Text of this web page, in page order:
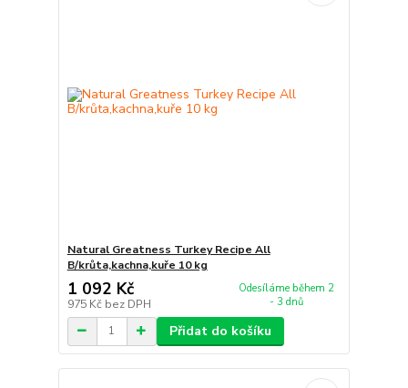
Natural Greatness Turkey Recipe All
B/krůta,kachna,kuře 10 kg
1 092 Kč
975 Kč bez DPH
Odesíláme během 2
- 3 dnů
Přidat do košíku